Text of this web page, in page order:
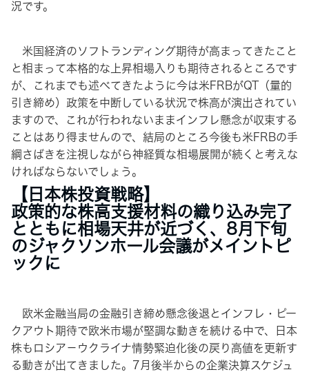
況です。
米国経済のソフトランディング期待が高まってきたこと
と相まって本格的な上昇相場入りも期待されるところです
が、これまでも述べてきたように今は米FRBがQT（量的
引き締め）政策を中断している状況で株高が演出されてい
ますので、これが行われないままインフレ懸念が収束する
ことはあり得ませんので、結局のところ今後も米FRBの手
綱さばきを注視しながら神経質な相場展開が続くと考えな
ければならないでしょう。
【日本株投資戦略】
政策的な株高支援材料の織り込み完了
とともに相場天井が近づく、8月下旬
のジャクソンホール会議がメイントピ
ックに
欧米金融当局の金融引き締め懸念後退とインフレ・ピー
クアウト期待で欧米市場が堅調な動きを続ける中で、日本
株もロシア－ウクライナ情勢緊迫化後の戻り高値を更新す
る動きが出てきました。7月後半からの企業決算スケジュ